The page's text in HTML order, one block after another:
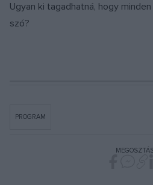
Ugyan ki tagadhatná, hogy
szó?
PROGRAM